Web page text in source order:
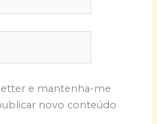
e mantenha-me
novo conteúdo